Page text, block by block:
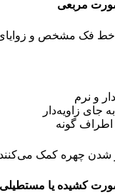
مربعی
فک مشخص و
و نرم
زاویه‌دار
اطراف گونه
شدن چهره کمک
کشیده یا مستطیلی